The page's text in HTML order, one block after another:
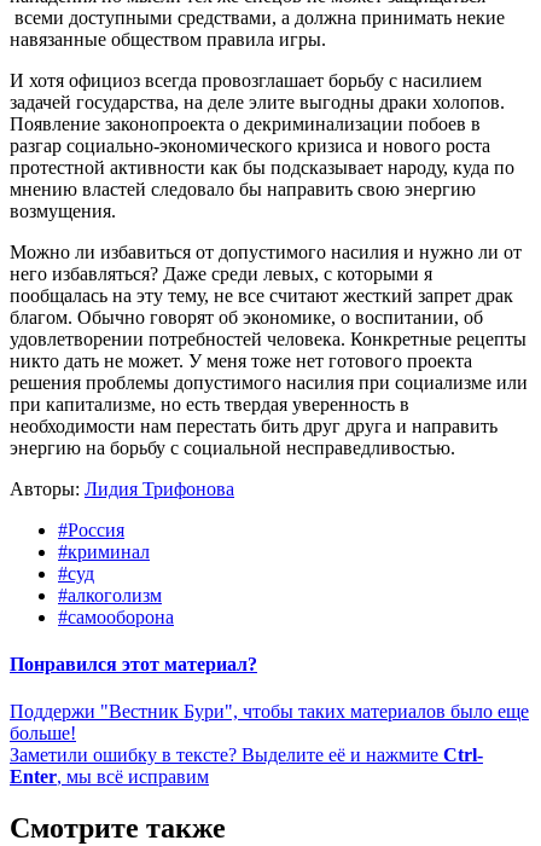
всеми доступными средствами, а должна принимать некие
навязанные обществом правила игры.
И хотя официоз всегда провозглашает борьбу с насилием
задачей государства, на деле элите выгодны драки холопов.
Появление законопроекта о декриминализации побоев в
разгар социально-экономического кризиса и нового роста
протестной активности как бы подсказывает народу, куда по
мнению властей следовало бы направить свою энергию
возмущения.
Можно ли избавиться от допустимого насилия и нужно ли от
него избавляться? Даже среди левых, с которыми я
пообщалась на эту тему, не все считают жесткий запрет драк
благом. Обычно говорят об экономике, о воспитании, об
удовлетворении потребностей человека. Конкретные рецепты
никто дать не может. У меня тоже нет готового проекта
решения проблемы допустимого насилия при социализме или
при капитализме, но есть твердая уверенность в
необходимости нам перестать бить друг друга и направить
энергию на борьбу с социальной несправедливостью.
Авторы: Лидия Трифонова
#Россия
#криминал
#суд
#алкоголизм
#самооборона
Понравился этот материал?
Поддержи "Вестник Бури", чтобы таких материалов было еще
больше!
Заметили ошибку в тексте? Выделите её и нажмите Ctrl-
Enter, мы всё исправим
Смотрите также